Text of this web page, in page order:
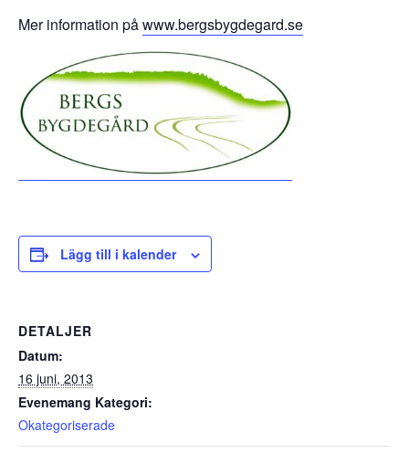
Mer information påwww.bergsbygdegard.se
Lägg till i kalender
DETALJER
Datum:
16 juni, 2013
Evenemang Kategori:
Okategoriserade